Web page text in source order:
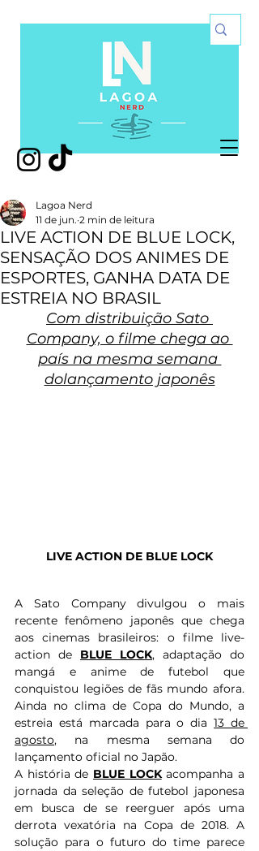
LIVE ACTION DE BLUE LOCK,
SENSAÇÃO DOS ANIMES DE
ESPORTES, GANHA DATA DE
ESTREIA NO BRASIL
Lagoa Nerd
11 de jun. 2 min de leitura
Com distribuição Sato
Company, o filme chega ao
país na mesma semana
dolançamento japonês
LIVE ACTION DE BLUE LOCK
A Sato Company divulgou o mais
recente fenômeno japonês que chega
aos cinemas brasileiros: o filme live-
action de BLUE LOCK, adaptação do
mangá e anime de futebol que
conquistou legiões de fãs mundo afora.
Ainda no clima de Copa do Mundo, a
estreia está marcada para o dia 13 de
agosto, na mesma semana do
lançamento oficial no Japão.
A história de BLUE LOCK acompanha a
jornada da seleção de futebol japonesa
em busca de se reerguer após uma
derrota vexatória na Copa de 2018. A
solução para o futuro do time parece